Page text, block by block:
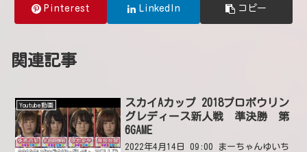
Pinterest LinkedIn コピー
関連記事
Youtube動画
スカイAカップ 2018プロボウリン
グレディース新人戦 準決勝 第
6GAME
2022年4月14日 09:00 まーちゃんゆいち